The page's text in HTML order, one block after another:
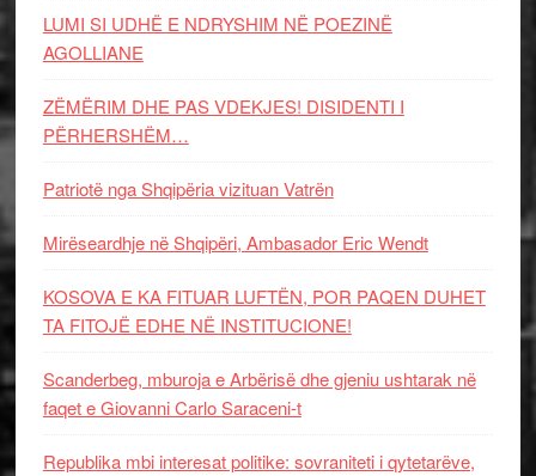
LUMI SI UDHË E NDRYSHIM NË POEZINË
AGOLLIANE
ZËMËRIM DHE PAS VDEKJES! DISIDENTI I
PËRHERSHËM…
Patriotë nga Shqipëria vizituan Vatrën
Mirëseardhje në Shqipëri, Ambasador Eric Wendt
KOSOVA E KA FITUAR LUFTËN, POR PAQEN DUHET
TA FITOJË EDHE NË INSTITUCIONE!
Scanderbeg, mburoja e Arbërisë dhe gjeniu ushtarak në
faqet e Giovanni Carlo Saraceni-t
Republika mbi interesat politike: sovraniteti i qytetarëve,